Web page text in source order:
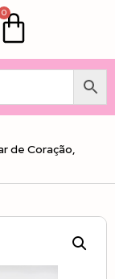
0
de Coração,